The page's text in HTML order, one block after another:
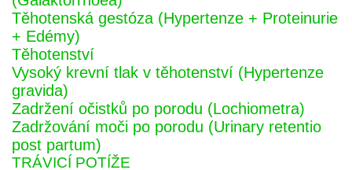
Těhotenská gestóza (Hypertenze + Proteinurie
+ Edémy)
Těhotenství
Vysoký krevní tlak v těhotenství (Hypertenze
gravida)
Zadržení očistků po porodu (Lochiometra)
Zadržování moči po porodu (Urinary retentio
post partum)
TRÁVICÍ POTÍŽE